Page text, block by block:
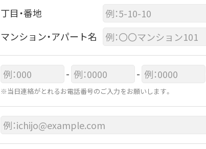
丁目・番地
マンション・アパート名
- -
※当日連絡がとれるお電話番号のご入力をお願いします。